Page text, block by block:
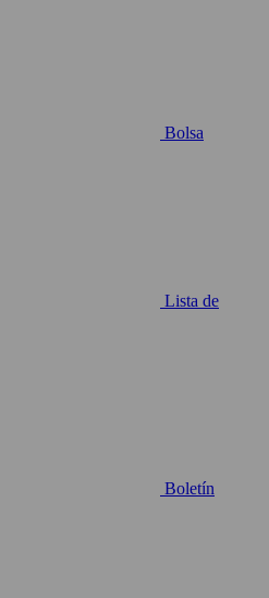
Bolsa
Lista de
Boletín